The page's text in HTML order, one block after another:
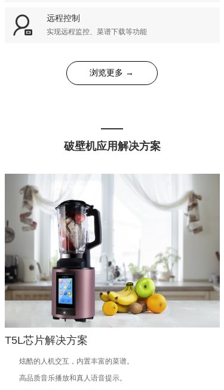
 远程控制
实现远程监控、菜谱下载等功能
浏览更多 →
破壁机应用解决方案
T5L芯片解决方案
炫酷的人机交互，内置丰富的菜谱。
高品质音乐播放和真人语音提示。